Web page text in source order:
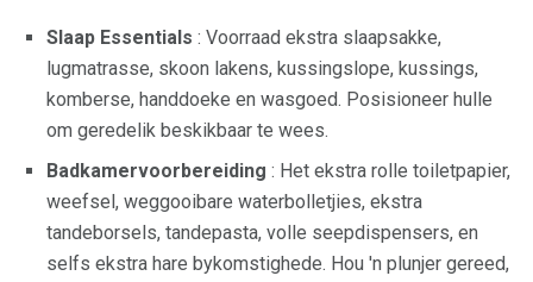
Slaap Essentials : Voorraad ekstra slaapsakke,
lugmatrasse, skoon lakens, kussingslope, kussings,
komberse, handdoeke en wasgoed. Posisioneer hulle
om geredelik beskikbaar te wees.
Badkamervoorbereiding : Het ekstra rolle toiletpapier,
weefsel, weggooibare waterbolletjies, ekstra
tandeborsels, tandepasta, volle seepdispensers, en
selfs ekstra hare bykomstighede. Hou 'n plunjer gereed,